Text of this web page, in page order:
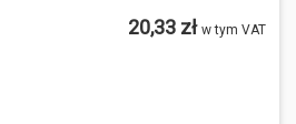
20,33 zł w tym VAT